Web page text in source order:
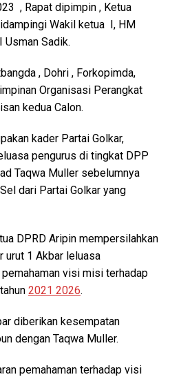
, Rapat dipimpin , Ketua
Wakil ketua I, HM
Usman Sadik.
, Dohri , Forkopimda,
Organisasi Perangkat
kedua Calon.
kader Partai Golkar,
pengurus di tingkat DPP
Taqwa Muller sebelumnya
dari Partai Golkar yang
DPRD Aripin mempersilahkan
urut 1 Akbar leluasa
visi misi terhadap
2021 2026.
diberikan kesempatan
dengan Taqwa Muller.
pemahaman terhadap visi